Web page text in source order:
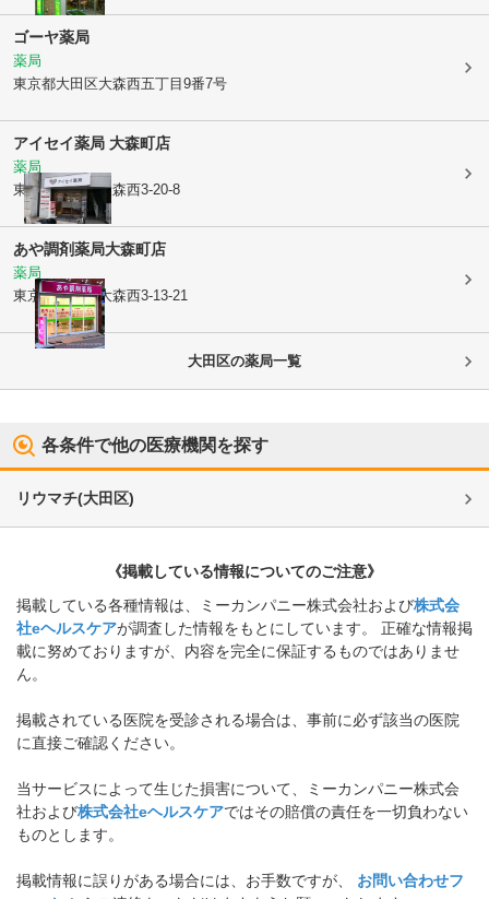
ゴーヤ薬局
薬局
東京都大田区大森西五丁目9番7号
アイセイ薬局 大森町店
薬局
東京都大田区大森西3-20-8
あや調剤薬局大森町店
薬局
東京都大田区大森西3-13-21
大田区の薬局一覧
各条件で他の医療機関を探す
リウマチ(大田区)
《掲載している情報についてのご注意》
掲載している各種情報は、ミーカンパニー株式会社および株式会
社eヘルスケアが調査した情報をもとにしています。 正確な情報掲
載に努めておりますが、内容を完全に保証するものではありませ
ん。
掲載されている医院を受診される場合は、事前に必ず該当の医院
に直接ご確認ください。
当サービスによって生じた損害について、ミーカンパニー株式会
社および株式会社eヘルスケアではその賠償の責任を一切負わない
ものとします。
掲載情報に誤りがある場合には、お手数ですが、
お問い合わせフ